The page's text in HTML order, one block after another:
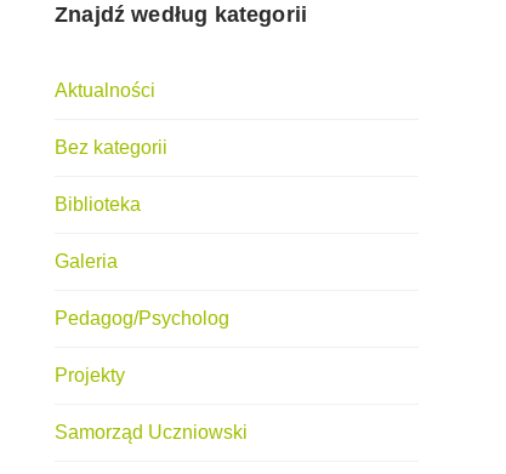
Znajdź według kategorii
Aktualności
Bez kategorii
Biblioteka
Galeria
Pedagog/Psycholog
Projekty
Samorząd Uczniowski